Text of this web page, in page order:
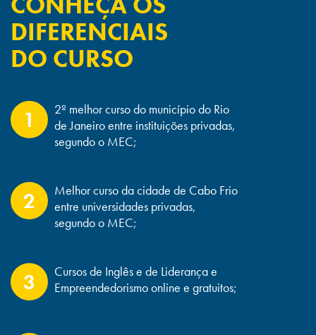
partes interessadas dos projetos, atendendo,
principalmente as dimensões de custo, prazo, escopo e
qualidade em seus projetos.
As oportunidades profissionais na área da Engenharia Civil
Engenheiro de construção, manutenção, saneamento e
proteção ao meio ambiente;
Pesquisador para desenvolvimento de novos materiais de
Pesquisador na área de proteção ambiental e melhoria da
qualidade de vida;
Responsável por projetos, supervisão e controle de obras
públicas e privadas;
hospitais e clínicas;
Consultor para assuntos ligados a imóveis e habitação;
Engenharia Legal – perícias e avaliações;
DIFERENCIAIS
DO CURSO
1
2º melhor curso do município do Rio
de Janeiro entre instituições privadas,
segundo o MEC;
2
Melhor curso da cidade de Cabo Frio
entre universidades privadas,
segundo o MEC;
3
Cursos de Inglês e de Liderança e
Empreendedorismo online e gratuitos;